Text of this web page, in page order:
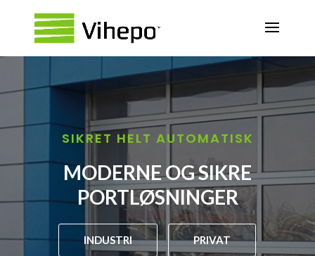
SIKRET HELT AUTOMATISK
MODERNE OG SIKRE
PORTLØSNINGER
INDUSTRI PRIVAT